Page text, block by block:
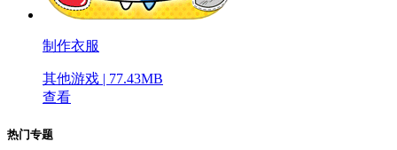
制作衣服
其他游戏 | 77.43MB
查看
热门专题